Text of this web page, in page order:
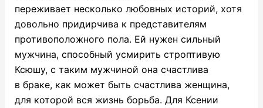
переживает несколько любовных историй, хотя
довольно придирчива к представителям
противоположного пола. Ей нужен сильный
мужчина, способный усмирить строптивую
Ксюшу, с таким мужчиной она счастлива
в браке, как может быть счастлива женщина,
для которой вся жизнь борьба. Для Ксении